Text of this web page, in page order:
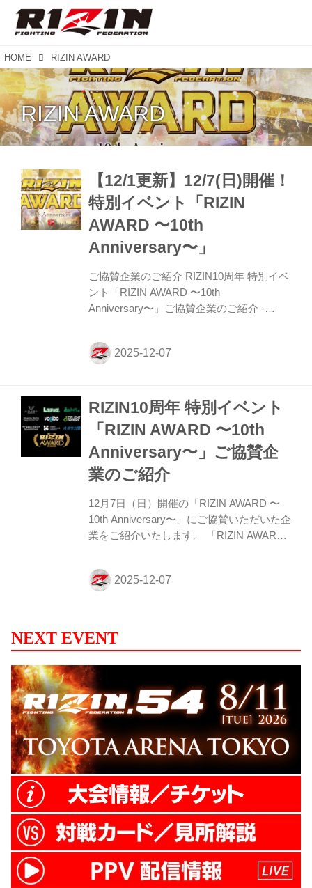
HOME RIZIN AWARD
RIZIN AWARD
【12/1更新】12/7(日)開催！
特別イベント「RIZIN
AWARD 〜10th
Anniversary〜」
ご協賛企業のご紹介 RIZIN10周年 特別イベ
ント「RIZIN AWARD 〜10th
Anniversary〜」ご協賛企業のご紹介 -
ャルサイト 12月7日（日）開催の「RIZIN
AWARD 〜10th Anniversary〜」にご協賛い
協賛企業（五十音順） アルファクラブ武蔵
野株式会社 www.alphaclub.co.jp インプルー
ブ株式会社 im-prove.co.jp ANGEL JAPAN
株式会社 ange...
RIZIN10周年 特別イベント
「RIZIN AWARD 〜10th
Anniversary〜」ご協賛企
業のご紹介
12月7日（日）開催の「RIZIN AWARD 〜
10th Anniversary〜」にご協賛いただいた企
業をご紹介いたします。 「RIZIN AWARD
順） アルファクラブ武蔵野株式会社 イン
プルーブ株式会社 ANGEL JAPAN 株式会社
株式会社Maneql 株式会社Yogibo 361
CHILLERS ディライトワークス株式会社
P3 プレミアムウォーター株式会社 Wowoo
特別イベント「RIZIN AWARD 〜10th
Annive...
NEXT EVENT